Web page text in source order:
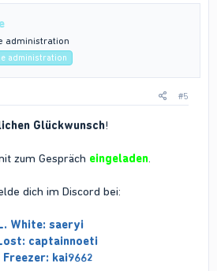
administration
administration
#5
Glückwunsch!
zum Gespräch eingeladen.
dich im Discord bei:
White: saeryi
captainnoeti
Freezer: kai9662